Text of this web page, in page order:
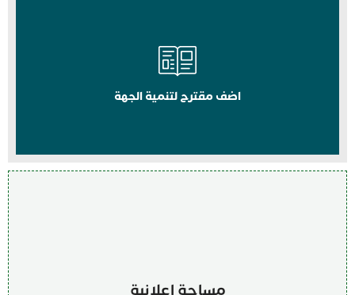
اضف مقترح لتنمية الجهة
مساحة اعلانية